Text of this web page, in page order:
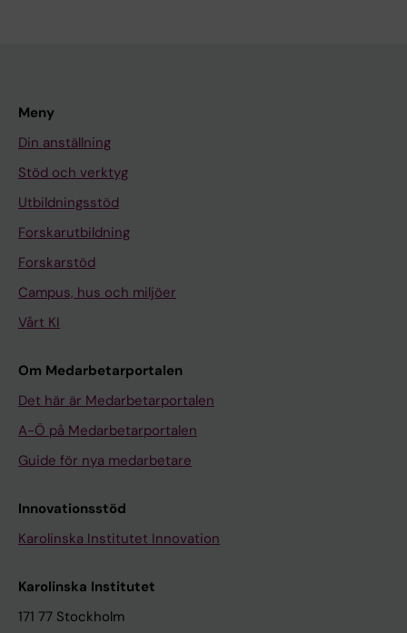
Meny
Din anställning
Stöd och verktyg
Utbildningsstöd
Forskarutbildning
Forskarstöd
Campus, hus och miljöer
Vårt KI
Om Medarbetarportalen
Det här är Medarbetarportalen
A-Ö på Medarbetarportalen
Guide för nya medarbetare
Innovationsstöd
Karolinska Institutet Innovation
Karolinska Institutet
171 77 Stockholm